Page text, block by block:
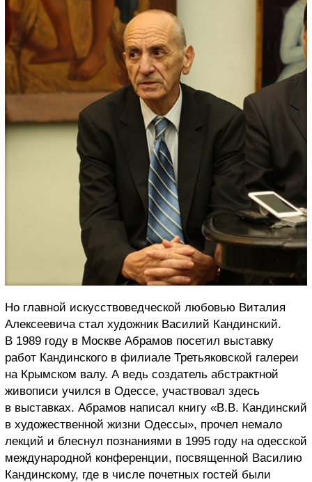
Но главной искусствоведческой любовью Виталия
Алексеевича стал художник Василий Кандинский.
В 1989 году в Москве Абрамов посетил выставку
работ Кандинского в филиале Третьяковской галереи
на Крымском валу. А ведь создатель абстрактной
живописи учился в Одессе, участвовал здесь
в выставках. Абрамов написал книгу «В.В. Кандинский
в художественной жизни Одессы», прочел немало
лекций и блеснул познаниями в 1995 году на одесской
международной конференции, посвященной Василию
Кандинскому, где в числе почетных гостей были